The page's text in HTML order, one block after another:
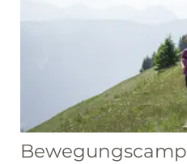
Bewegungscamp